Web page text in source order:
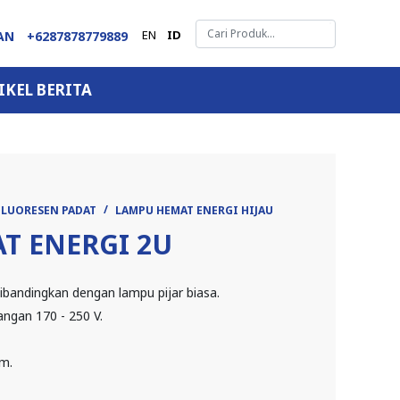
+6287878779889 EN ID
BERITA
PADAT LAMPU HEMAT ENERGI HIJAU
ENERGI 2U
dengan lampu pijar biasa.
170 - 250 V.